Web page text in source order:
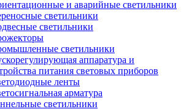
и аварийные светильники
светильники
светильники
светильники
аппаратура и
питания световых приборов
ленты
арматура
светильники